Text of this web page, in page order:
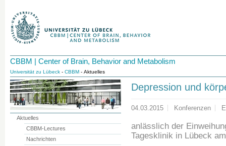
CBBM | Center of Brain, Behavior and Metabolism
Universität zu Lübeck - CBBM - Aktuelles
Depression und
04.03.2015 Konferenzen
anlässlich der
Tagesklinik in Lübeck
Aktuelles
CBBM-Lectures
Nachrichten